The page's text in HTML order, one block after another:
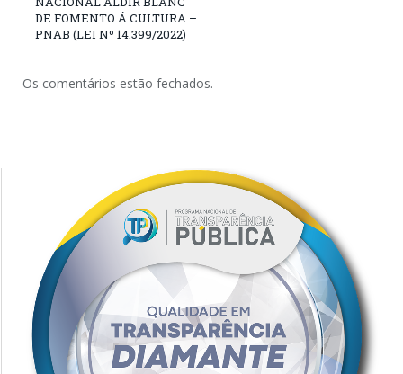
DE FOMENTO Á CULTURA –
PNAB (LEI Nº 14.399/2022)
Os comentários estão fechados.